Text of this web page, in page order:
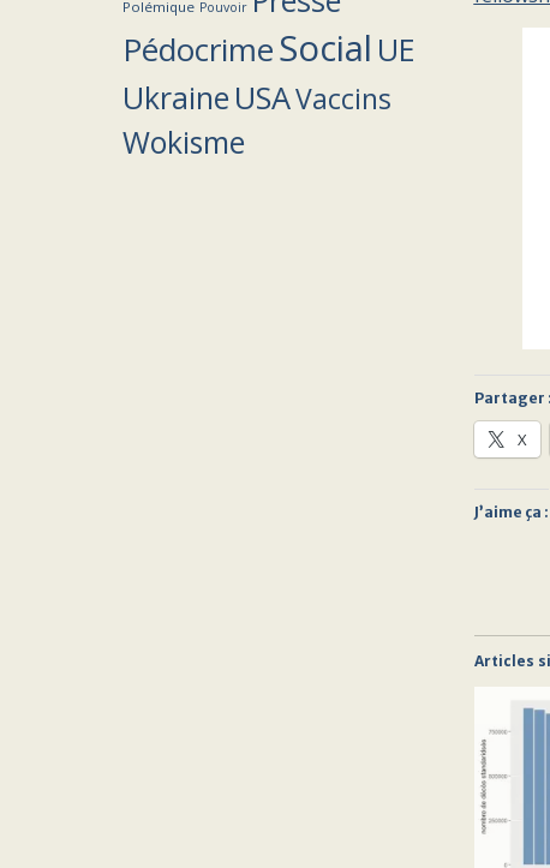
Partager :
X
J’aime ça :
Articles
Polémique Pouvoir
PédocrimeSocial UE
Ukraine USAVaccins
Wokisme